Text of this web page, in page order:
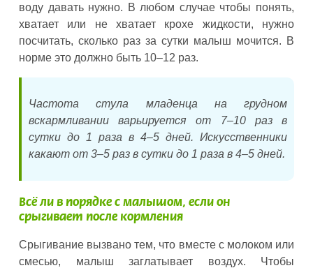
воду давать нужно. В любом случае чтобы понять,
хватает или не хватает крохе жидкости, нужно
посчитать, сколько раз за сутки малыш мочится. В
норме это должно быть 10–12 раз.
Частота стула младенца на грудном
вскармливании варьируется от 7–10 раз в
сутки до 1 раза в 4–5 дней. Искусственники
какают от 3–5 раз в сутки до 1 раза в 4–5 дней.
Всё ли в порядке с малышом, если он
срыгивает после кормления
Срыгивание вызвано тем, что вместе с молоком или
смесью, малыш заглатывает воздух. Чтобы